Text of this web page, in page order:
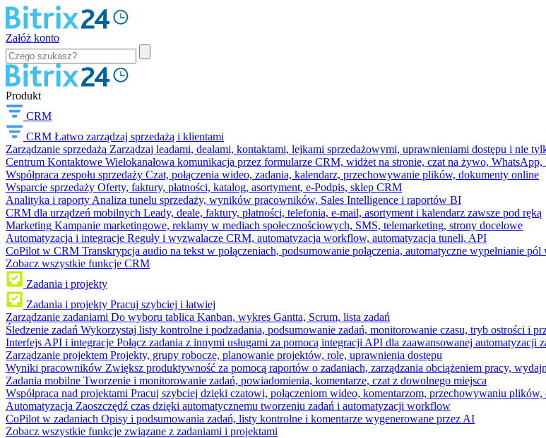
Załóż konto
Produkt
CRM
CRM Łatwo zarządzaj sprzedażą i klientami
Zarządzanie sprzedażą Zarządzaj leadami, dealami, kontaktami, lejkami sprzedażowymi, uprawnieniami dostępu i nie
Centrum Kontaktowe Wielokanałowa komunikacja przez formularze CRM, widżet na stronie, czat na żywo, WhatsApp,
Współpraca zespołu sprzedaży Czat, połączenia wideo, zadania, kalendarz, przechowywanie plików, dokumenty online
Wsparcie sprzedaży Oferty, faktury, płatności, katalog, asortyment, e-Podpis, sklep CRM
Analityka i raporty Analiza tunelu sprzedaży, wyników pracowników, Sales Intelligence i raportów BI
CRM dla urządzeń mobilnych Leady, deale, faktury, płatności, telefonia, e-mail, asortyment i kalendarz zawsze pod ręką
Marketing Kampanie marketingowe, reklamy w mediach społecznościowych, SMS, telemarketing, strony docelowe
Automatyzacja i integracje Reguły i wyzwalacze CRM, automatyzacja workflow, automatyzacja tuneli, API
CoPilot w CRM Transkrypcja audio na tekst w połączeniach, podsumowanie połączenia, automatyczne wypełnianie pól
Zobacz wszystkie funkcje CRM
Zadania i projekty
Zadania i projekty Pracuj szybciej i łatwiej
Zarządzanie zadaniami Do wyboru tablica Kanban, wykres Gantta, Scrum, lista zadań
Śledzenie zadań Wykorzystaj listy kontrolne i podzadania, podsumowanie zadań, monitorowanie czasu, tryb ostrości i
Interfejs API i integracje Połącz zadania z innymi usługami za pomocą integracji API dla zaawansowanej automatyzacji
Zarządzanie projektem Projekty, grupy robocze, planowanie projektów, role, uprawnienia dostępu
Wyniki pracowników Zwiększ produktywność za pomocą raportów o zadaniach, zarządzania obciążeniem pracy,
Zadania mobilne Tworzenie i monitorowanie zadań, powiadomienia, komentarze, czat z dowolnego miejsca
Współpraca nad projektami Pracuj szybciej dzięki czatowi, połączeniom wideo, komentarzom, przechowywaniu
Automatyzacja Zaoszczędź czas dzięki automatycznemu tworzeniu zadań i automatyzacji workflow
CoPilot w zadaniach Opisy i podsumowania zadań, listy kontrolne i komentarze wygenerowane przez AI
Zobacz wszystkie funkcje związane z zadaniami i projektami